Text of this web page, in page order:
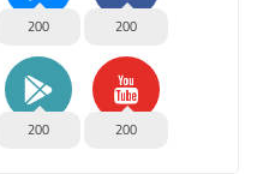
200
200
200
200